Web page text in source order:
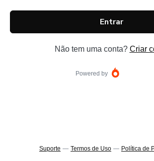
Entrar
Não tem uma conta? Criar
Powered by
Suporte — Termos de Uso — Política de